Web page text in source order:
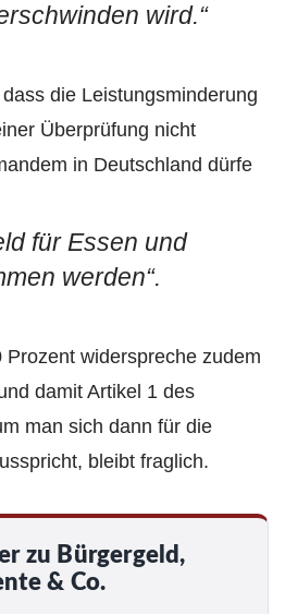
wird.“
die Leistungsminderung
Überprüfung nicht
in Deutschland dürfe
für Essen und
werden“.
widerspreche zudem
damit Artikel 1 des
man sich dann für die
bleibt fraglich.
zu Bürgergeld,
& Co.